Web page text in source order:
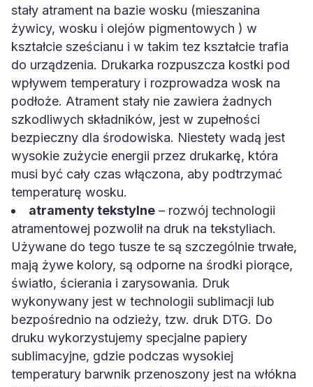
stały atrament na bazie wosku (mieszanina
żywicy, wosku i olejów pigmentowych ) w
kształcie sześcianu i w takim tez kształcie trafia
do urządzenia. Drukarka rozpuszcza kostki pod
wpływem temperatury i rozprowadza wosk na
podłoże. Atrament stały nie zawiera żadnych
szkodliwych składników, jest w zupełności
bezpieczny dla środowiska. Niestety wadą jest
wysokie zużycie energii przez drukarkę, która
musi być cały czas włączona, aby podtrzymać
temperaturę wosku.
atramenty tekstylne – rozwój technologii
atramentowej pozwolił na druk na tekstyliach.
Używane do tego tusze te są szczególnie trwałe,
mają żywe kolory, są odporne na środki piorące,
światło, ścierania i zarysowania. Druk
wykonywany jest w technologii sublimacji lub
bezpośrednio na odzieży, tzw. druk DTG. Do
druku wykorzystujemy specjalne papiery
sublimacyjne, gdzie podczas wysokiej
temperatury barwnik przenoszony jest na włókna